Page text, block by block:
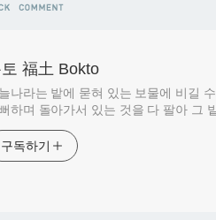
福土 Bokto
나라는 밭에 묻혀 있는 보물에 비길
하며 돌아가서 있는 것을 다 팔아 그
구독하기